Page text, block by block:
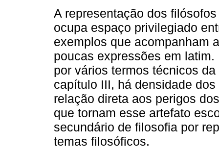
A representação dos
ocupa espaço privilegiado
exemplos que acompanham
poucas expressões em
por vários termos técnicos da
capítulo III, há densidade dos
relação direta aos perigos
que tornam esse artefato
secundário de filosofia por
temas filosóficos.